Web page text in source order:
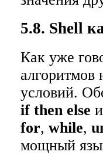
5.8. Shell
Как уже
алгоритмов
условий.
if then else
for,while,
мощный